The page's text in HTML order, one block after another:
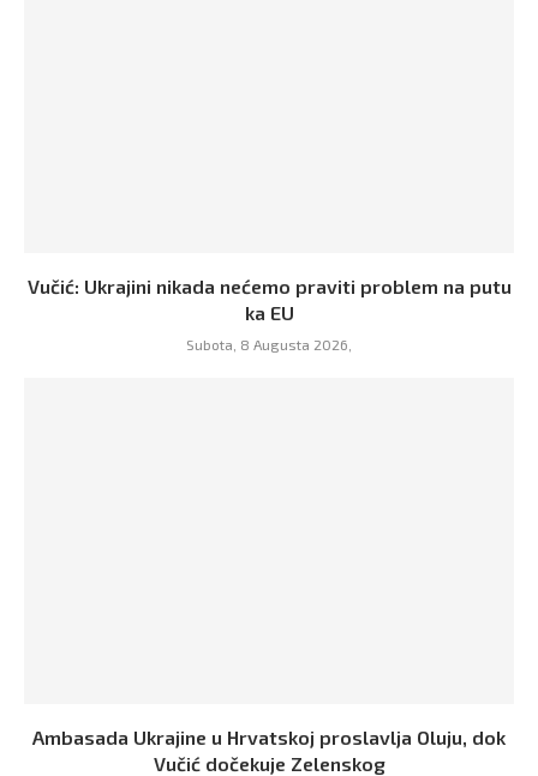
Vučić: Ukrajini nikada nećemo praviti problem na putu
ka EU
Subota, 8 Augusta 2026,
Ambasada Ukrajine u Hrvatskoj proslavlja Oluju, dok
Vučić dočekuje Zelenskog